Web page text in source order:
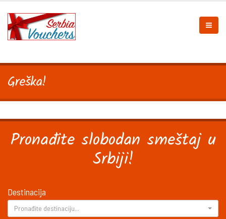
Greška!
Pronađite slobodan smeštaj u
Srbiji!
Destinacija
Pronađite destinaciju...